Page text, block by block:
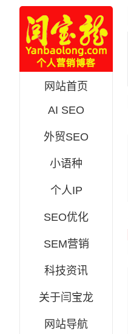
网站首页
AI SEO
外贸SEO
小语种
个人IP
SEO优化
SEM营销
科技资讯
关于闫宝龙
网站导航